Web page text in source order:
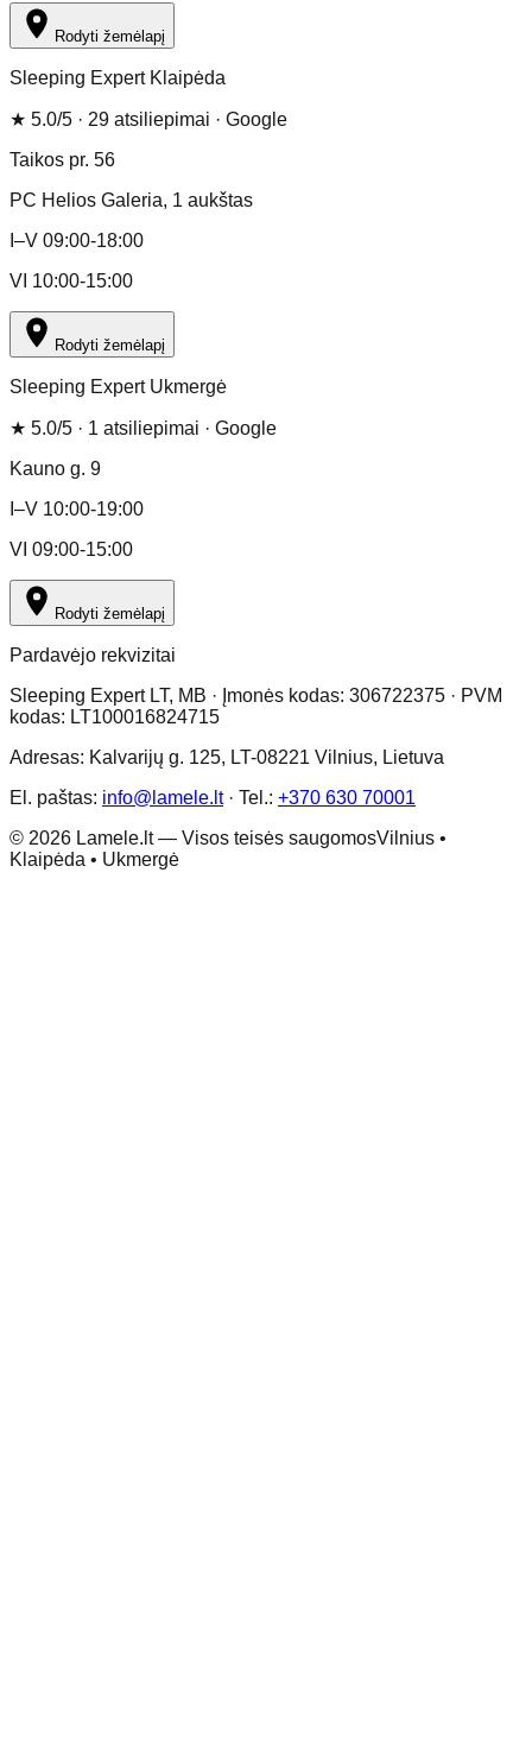
Rodyti žemėlapį
Sleeping Expert Klaipėda
★ 5.0/5 · 29 atsiliepimai · Google
Taikos pr. 56
PC Helios Galeria, 1 aukštas
I–V 09:00-18:00
VI 10:00-15:00
Rodyti žemėlapį
Sleeping Expert Ukmergė
★ 5.0/5 · 1 atsiliepimai · Google
Kauno g. 9
I–V 10:00-19:00
VI 09:00-15:00
Rodyti žemėlapį
Pardavėjo rekvizitai
Sleeping Expert LT, MB · Įmonės kodas: 306722375 · PVM
kodas: LT100016824715
Adresas: Kalvarijų g. 125, LT-08221 Vilnius, Lietuva
El. paštas: info@lamele.lt· Tel.: +370 630 70001
© 2026 Lamele.lt — Visos teisės saugomosVilnius •
Klaipėda • Ukmergė